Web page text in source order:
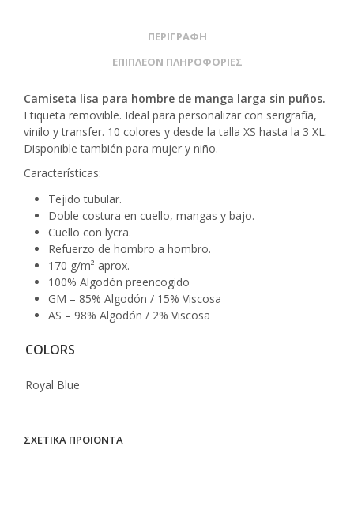
ΠΕΡΙΓΡΑΦΉ
ΕΠΙΠΛΈΟΝ ΠΛΗΡΟΦΟΡΊΕΣ
Camiseta lisa para hombre de manga larga sin puños.
Etiqueta removible. Ideal para personalizar con serigrafía,
vinilo y transfer. 10 colores y desde la talla XS hasta la 3 XL.
Disponible también para mujer y niño.
Características:
Tejido tubular.
Doble costura en cuello, mangas y bajo.
Cuello con lycra.
Refuerzo de hombro a hombro.
170 g/m² aprox.
100% Algodón preencogido
GM – 85% Algodón / 15% Viscosa
AS – 98% Algodón / 2% Viscosa
COLORS
Royal Blue
ΣΧΕΤΙΚΆ ΠΡΟΪΌΝΤΑ